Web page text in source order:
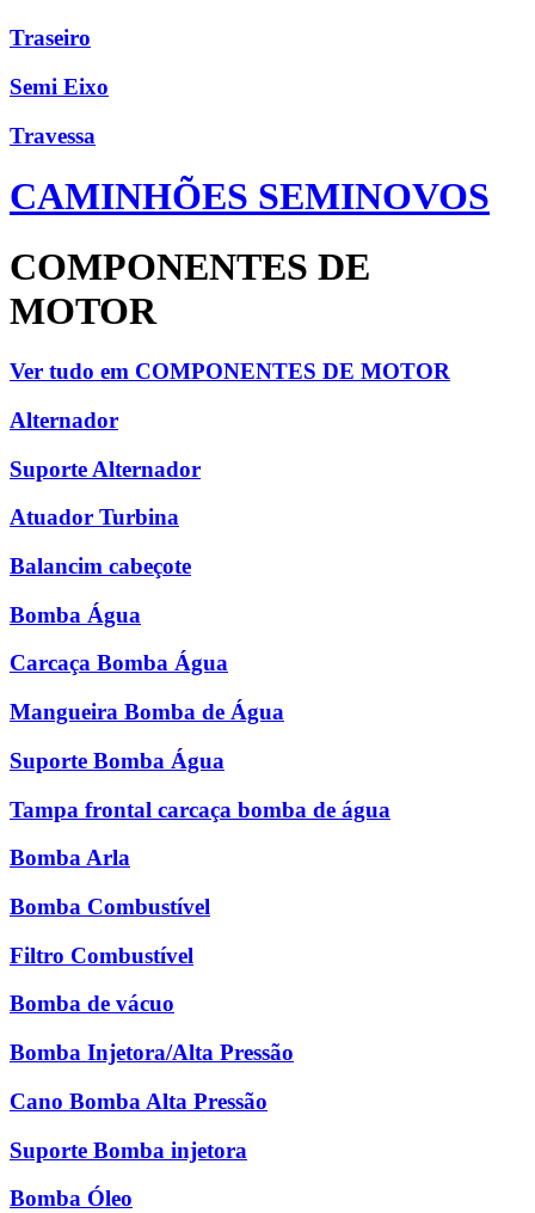
Traseiro
Semi Eixo
Travessa
CAMINHÕES SEMINOVOS
COMPONENTES DE
MOTOR
Ver tudo em COMPONENTES DE MOTOR
Alternador
Suporte Alternador
Atuador Turbina
Balancim cabeçote
Bomba Água
Carcaça Bomba Água
Mangueira Bomba de Água
Suporte Bomba Água
Tampa frontal carcaça bomba de água
Bomba Arla
Bomba Combustível
Filtro Combustível
Bomba de vácuo
Bomba Injetora/Alta Pressão
Cano Bomba Alta Pressão
Suporte Bomba injetora
Bomba Óleo